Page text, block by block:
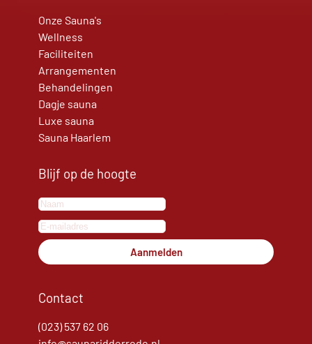
Onze Sauna's
Wellness
Faciliteiten
Arrangementen
Behandelingen
Dagje sauna
Luxe sauna
Sauna Haarlem
Blijf op de hoogte
Aanmelden
Contact
(023) 537 62 06